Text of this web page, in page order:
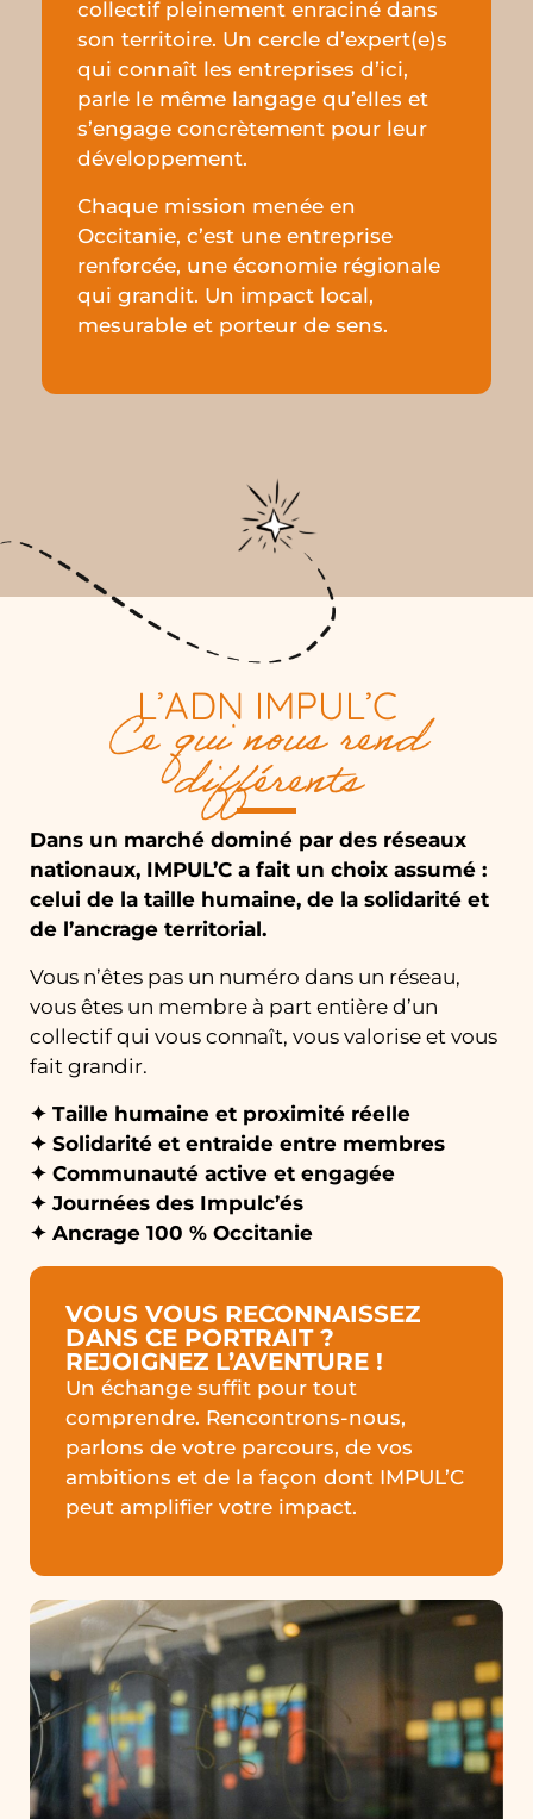
collectif pleinement enraciné dans
son territoire. Un cercle d’expert(e)s
qui connaît les entreprises d’ici,
parle le même langage qu’elles et
s’engage concrètement pour leur
développement.
Chaque mission menée en
Occitanie, c’est une entreprise
renforcée, une économie régionale
qui grandit. Un impact local,
mesurable et porteur de sens.
L’ADN IMPUL’C
Ce qui nous rend
différents
Dans un marché dominé par des réseaux
nationaux, IMPUL’C a fait un choix assumé :
celui de la taille humaine, de la solidarité et
de l’ancrage territorial.
Vous n’êtes pas un numéro dans un réseau,
vous êtes un membre à part entière d’un
collectif qui vous connaît, vous valorise et vous
fait grandir.
✦ Taille humaine et proximité réelle
✦ Solidarité et entraide entre membres
✦ Communauté active et engagée
✦ Journées des Impulc’és
✦ Ancrage 100 % Occitanie
VOUS VOUS RECONNAISSEZ
DANS CE PORTRAIT ?
REJOIGNEZ L’AVENTURE !
Un échange suffit pour tout
comprendre. Rencontrons-nous,
parlons de votre parcours, de vos
ambitions et de la façon dont IMPUL’C
peut amplifier votre impact.